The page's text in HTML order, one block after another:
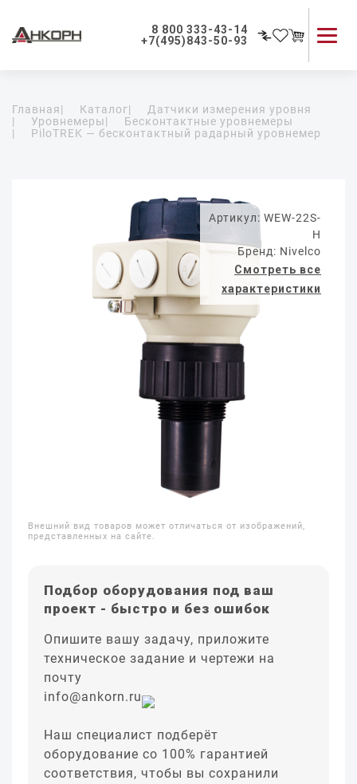
8 800 333-43-14
+7(495)843-50-93
Применение приборов
Как мы работаем
Главная| Каталог|
Датчики измерения уровня
|
Уровнемеры|
Бесконтактные уровнемеры
|
PiloTREK — бесконтактный радарный уровнемер
Артикул: WEW-22S-
H
Бренд: Nivelco
Смотреть все
характеристики
Внешний вид товаров может отличаться от изображений,
представленных на сайте.
Подбор оборудования под ваш
проект - быстро и без ошибок
Опишите вашу задачу, приложите
техническое задание и чертежи на
почту
info@ankorn.ru
Наш специалист подберёт
оборудование со 100% гарантией
соответствия, чтобы вы сохранили